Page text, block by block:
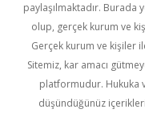
paylaşılmaktadır. Burada
olup, gerçek kurum ve
Gerçek kurum ve kişiler
Sitemiz, kar amacı
platformudur. Hukuka
düşündüğünüz